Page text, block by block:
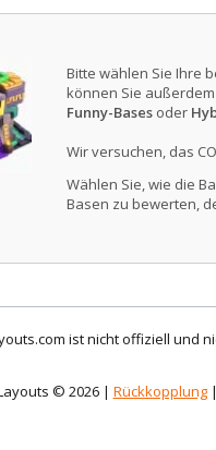
Bitte wählen Sie Ihre
können Sie
Funny-Basesoder
Wir versuchen, das
Wählen Sie, wie die
Basen zu bewerten,
ist nicht offiziell und
© 2026 | Rückkopplung|